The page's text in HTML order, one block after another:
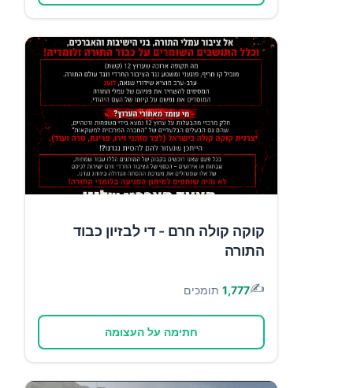
קוקה קולה חרם - די לבזיון כבוד
התורה
✍️
1,777 תומכים
חתימה על העצומה